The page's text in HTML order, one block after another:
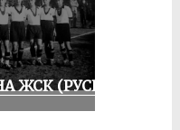
ЖСК (РУСЕ)